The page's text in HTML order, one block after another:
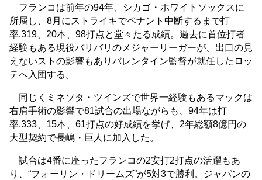
フランコは前年の94年、シカゴ・ホワイトソックスに
所属し、8月にストライキでペナント中断するまで打
率.319、20本、98打点と堂々たる成績。過去に首位打者
経験もある現役バリバリのメジャーリーガーが、出口の見
えないストの影響もありバレンタイン監督が就任したロッ
テへ入団する。
同じくミネソタ・ツインズで世界一経験もあるマックは
右肩手術の影響で81試合の出場ながらも、94年は打
率.333、15本、61打点の好成績を挙げ、2年総額8億円の
大型契約で長嶋・巨人に加入した。
試合は4番に座ったフランコの2安打2打点の活躍もあ
り、“フォーリン・ドリームズ”が5対3で勝利。ジャパンの